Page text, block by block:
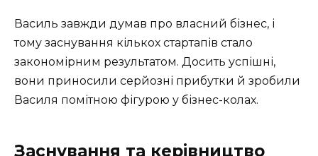
Василь завжди думав про власний бізнес, і
тому заснування кількох стартапів стало
закономірним результатом. Досить успішні,
вони приносили серйозні прибутки й зробили
Василя помітною фігурою у бізнес-колах.
Заснування та керівництво